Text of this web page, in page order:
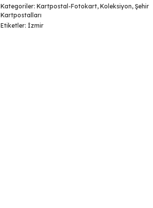
Kategoriler: Kartpostal-Fotokart, Koleksiyon, Şehir
Kartpostalları
Etiketler: İzmir